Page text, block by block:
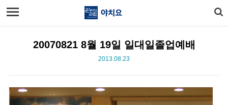
20070821 8월 19일 일대일졸업예배
2013.08.23